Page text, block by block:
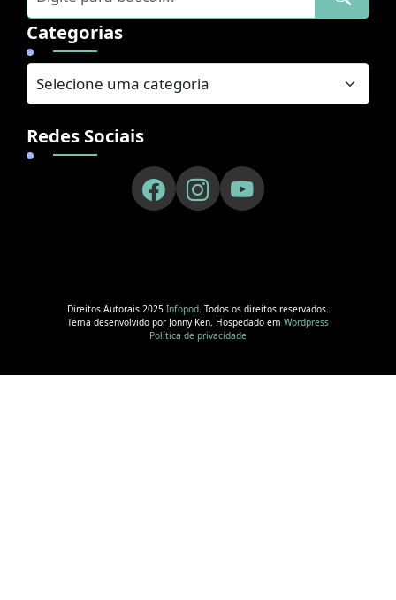
Categorias
Redes Sociais
Direitos Autorais 2025 Infopod. Todos os direitos reservados.
Tema desenvolvido por Jonny Ken. Hospedado em Wordpress
Política de privacidade